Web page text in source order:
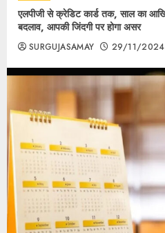
एलपीजी से क्रेडिट कार्ड तक, साल का
बदलाव, आपकी जिंदगी पर होगा असर
SURGUJASAMAY 29/11/2024